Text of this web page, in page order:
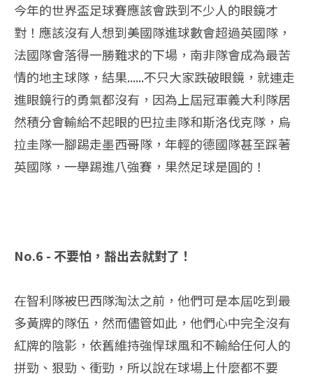
今年的世界盃足球賽應該會跌到不少人的眼鏡才
對！應該沒有人想到美國隊進球數會超過英國隊，
法國隊會落得一勝難求的下場，南非隊會成為最苦
情的地主球隊，結果......不只大家跌破眼鏡，就連走
進眼鏡行的勇氣都沒有，因為上屆冠軍義大利隊居
然積分會輸給不起眼的巴拉圭隊和斯洛伐克隊，烏
拉圭隊一腳踢走墨西哥隊，年輕的德國隊甚至踩著
英國隊，一舉踢進八強賽，果然足球是圓的！
No.6 - 不要怕，豁出去就對了！
在智利隊被巴西隊淘汰之前，他們可是本屆吃到最
多黃牌的隊伍，然而儘管如此，他們心中完全沒有
紅牌的陰影，依舊維持強悍球風和不輸給任何人的
拼勁、狠勁、衝勁，所以說在球場上什麼都不要